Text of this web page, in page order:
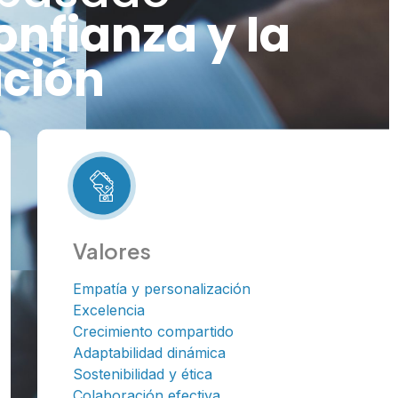
y la
Valores
Empatía y personalización
Excelencia
Crecimiento compartido
Adaptabilidad dinámica
Sostenibilidad y ética